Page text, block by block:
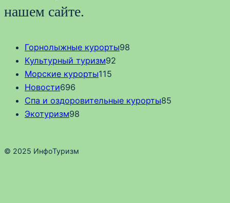
нашем сайте.
Горнолыжные курорты98
Культурный туризм92
Морские курорты115
Новости696
Спа и оздоровительные курорты85
Экотуризм98
© 2025 ИнфоТуризм